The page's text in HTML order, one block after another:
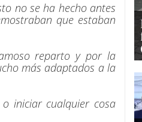
no se ha hecho antes
que estaban
reparto y por la
más adaptados a la
iniciar cualquier cosa